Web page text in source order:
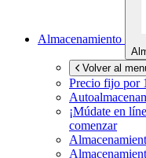
Almacenamiento
Volver al
Precio fijo por
¡Múdate en
comenzar